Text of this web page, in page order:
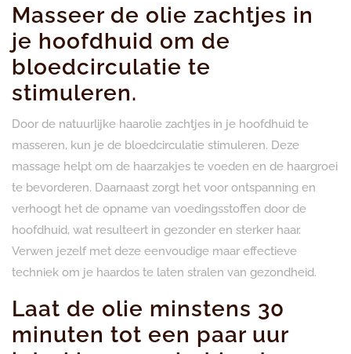
Masseer de olie zachtjes in
je hoofdhuid om de
bloedcirculatie te
stimuleren.
Door de natuurlijke haarolie zachtjes in je hoofdhuid te
masseren, kun je de bloedcirculatie stimuleren. Deze
massage helpt om de haarzakjes te voeden en de haargroei
te bevorderen. Daarnaast zorgt het voor ontspanning en
verhoogt het de opname van voedingsstoffen door de
hoofdhuid, wat resulteert in gezonder en sterker haar.
Verwen jezelf met deze eenvoudige maar effectieve
techniek om je haardos te laten stralen van gezondheid.
Laat de olie minstens 30
minuten tot een paar uur